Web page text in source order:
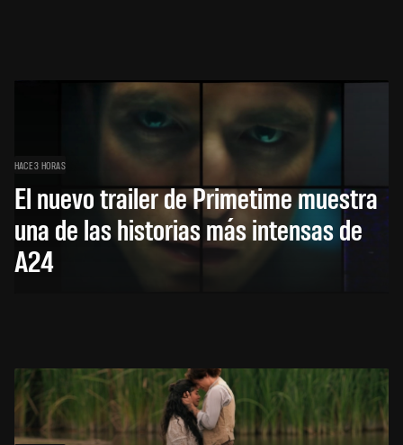
HACE 3 HORAS
El nuevo trailer de Primetime muestra
una de las historias más intensas de
A24